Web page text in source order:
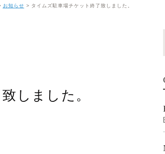
顔の病気・めま
お知らせ タイムズ駐車場チケット終了致しました。
しました。